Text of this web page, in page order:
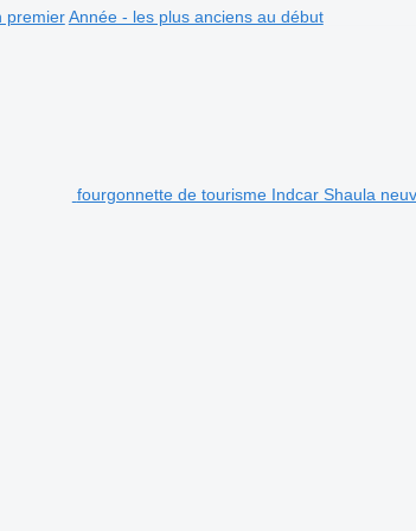
premier Année - les plus anciens au début
fourgonnette de tourisme Indcar Shaula